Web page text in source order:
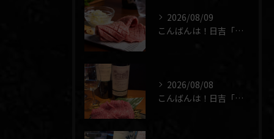
2026/08/09
こんばんは！日吉「焼肉 煉」です🥩
2026/08/08
こんばんは！日吉「焼肉 煉」です🥩